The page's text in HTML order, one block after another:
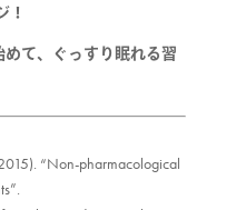
！
て、ぐっすり眠れる習
“Non-pharmacological